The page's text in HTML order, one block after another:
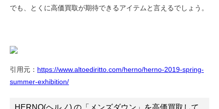
でも、とくに高価買取が期待できるアイテムと言えるでしょう。
引用元： https://www.altoediritto.com/herno/herno-2019-spring-
summer-exhibition/